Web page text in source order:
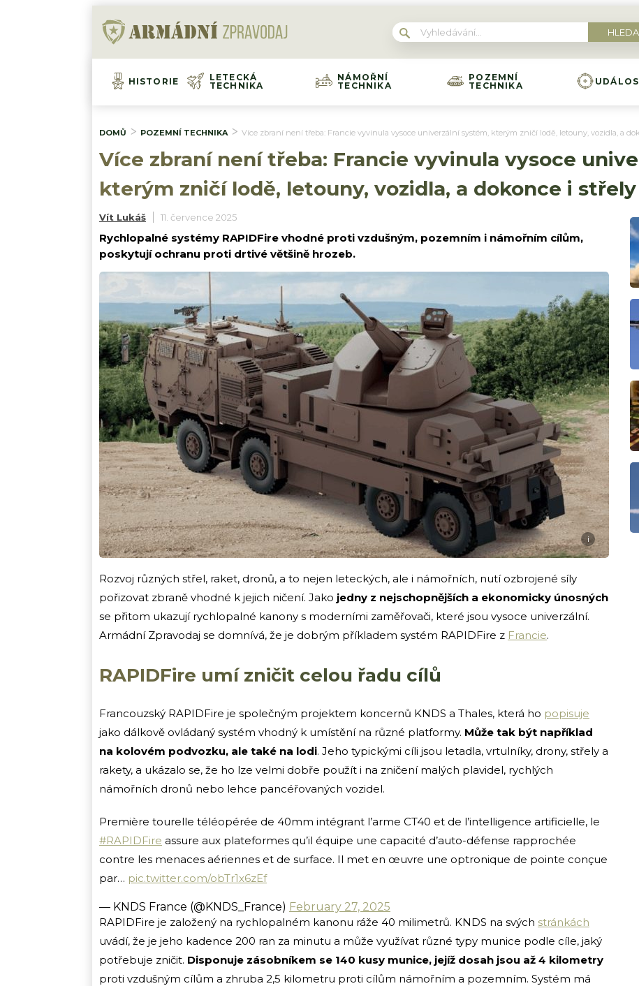
HISTORIE
LETECKÁ
TECHNIKA
NÁMOŘNÍ
TECHNIKA
POZEMNÍ
TECHNIKA
DOMŮ POZEMNÍ TECHNIKA Více zbraní není třeba: Francie vyvinula vysoce univerzální systém, kterým zničí lodě, letouny, vozidla, a
Více zbraní není třeba: Francie vyvinula vysoce
kterým zničí lodě, letouny, vozidla, a dokonce i
Vít Lukáš 11. července 2025
Rychlopalné systémy RAPIDFire vhodné proti vzdušným, pozemním i námořním cílům,
poskytují ochranu proti drtivé většině hrozeb.
i
Rozvoj různých střel, raket, dronů, a to nejen leteckých, ale i námořních, nutí ozbrojené síly
pořizovat zbraně vhodné k jejich ničení. Jako jedny z nejschopnějších a ekonomicky únosných
se přitom ukazují rychlopalné kanony s moderními zaměřovači, které jsou vysoce univerzální.
Armádní Zpravodaj se domnívá, že je dobrým příkladem systém RAPIDFire z Francie.
RAPIDFire umí zničit celou řadu cílů
Francouzský RAPIDFire je společným projektem koncernů KNDS a Thales, která ho popisuje
jako dálkově ovládaný systém vhodný k umístění na různé platformy. Může tak být například
na kolovém podvozku, ale také na lodi. Jeho typickými cíli jsou letadla, vrtulníky, drony, střely a
rakety, a ukázalo se, že ho lze velmi dobře použít i na zničení malých plavidel, rychlých
námořních dronů nebo lehce pancéřovaných vozidel.
Première tourelle téléopérée de 40mm intégrant l’arme CT40 et de l’intelligence artificielle, le
#RAPIDFire assure aux plateformes qu’il équipe une capacité d’auto-défense rapprochée
contre les menaces aériennes et de surface. Il met en œuvre une optronique de pointe conçue
par… pic.twitter.com/obTr1x6zEf
— KNDS France (@KNDS_France) February 27, 2025
RAPIDFire je založený na rychlopalném kanonu ráže 40 milimetrů. KNDS na svých stránkách
uvádí, že je jeho kadence 200 ran za minutu a může využívat různé typy munice podle cíle, jaký
potřebuje zničit. Disponuje zásobníkem se 140 kusy munice, jejíž dosah jsou až 4 kilometry
proti vzdušným cílům a zhruba 2,5 kilometru proti cílům námořním a pozemním. Systém má